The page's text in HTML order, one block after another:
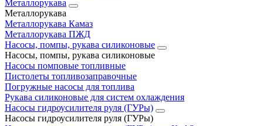
Металлорукава
Металлорукава
Металлорукава Камаз
Металлорукава ПЖД
Насосы, помпы, рукава силиконовые
Насосы, помпы, рукава силиконовые
Насосы помповые топливные
Пистолеты топливозаправочные
Погружные насосы для топлива
Рукава силиконовые для систем охлаждения
Насосы гидроусилителя руля (ГУРы)
Насосы гидроусилителя руля (ГУРы)